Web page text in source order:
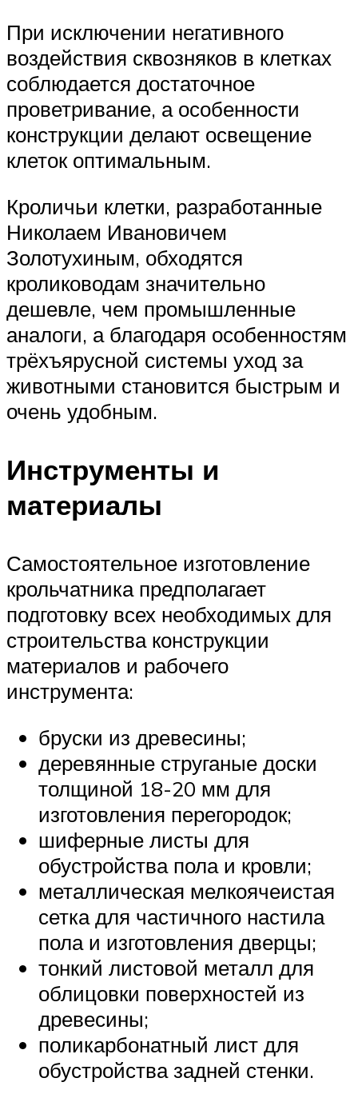
При исключении негативного
воздействия сквозняков в клетках
соблюдается достаточное
проветривание, а особенности
конструкции делают освещение
клеток оптимальным.
Кроличьи клетки, разработанные
Николаем Ивановичем
Золотухиным, обходятся
кролиководам значительно
дешевле, чем промышленные
аналоги, а благодаря особенностям
трёхъярусной системы уход за
животными становится быстрым и
очень удобным.
Инструменты и
материалы
Самостоятельное изготовление
крольчатника предполагает
подготовку всех необходимых для
строительства конструкции
материалов и рабочего
инструмента:
бруски из древесины;
деревянные струганые доски
толщиной 18-20 мм для
изготовления перегородок;
шиферные листы для
обустройства пола и кровли;
металлическая мелкоячеистая
сетка для частичного настила
пола и изготовления дверцы;
тонкий листовой металл для
облицовки поверхностей из
древесины;
поликарбонатный лист для
обустройства задней стенки.